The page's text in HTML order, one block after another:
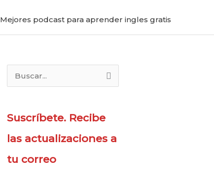
Mejores podcast para aprender ingles gratis
c
a
Suscríbete. Recibe
las actualizaciones a
tu correo